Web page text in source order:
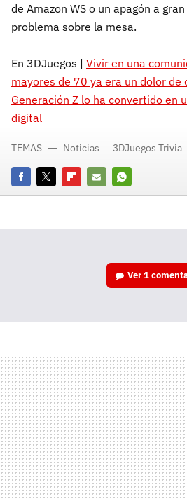
de Amazon WS o un apagón a
problema sobre la mesa.
En 3DJuegos | Vivir en una
mayores de 70 ya era un dolor de
Generación Z lo ha convertido en
digital
FacebookTwitterFlipboard
E-
Whatsapp
TEMAS Noticias 3DJuegos Trivia
Ver1